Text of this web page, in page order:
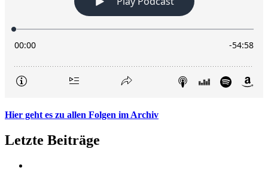
Hier geht es zu allen Folgen im Archiv
Letzte Beiträge